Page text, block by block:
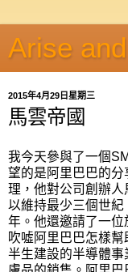
Arise
2015年4月29日星期三
馬雲帝國
我今天參與了一個
望的是阿里巴巴的
理，他對公司創辦
以維持最少三個世
年。他還邀請了一
吹噓阿里巴巴怎樣
半生建設的半導體